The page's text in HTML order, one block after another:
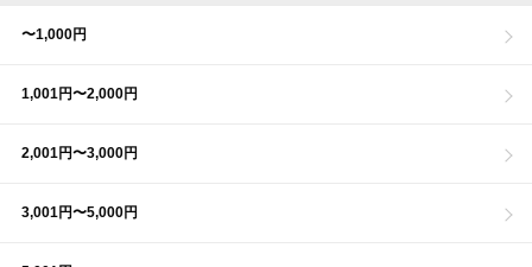
〜1,000円
1,001円〜2,000円
2,001円〜3,000円
3,001円〜5,000円